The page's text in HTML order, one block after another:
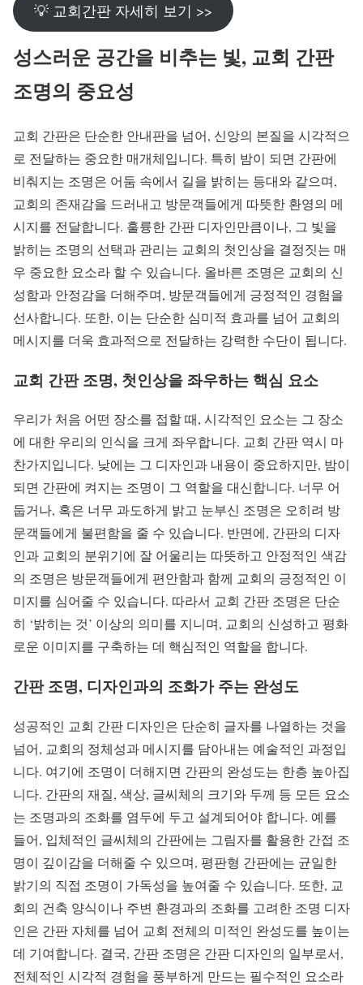
💡 교회간판 자세히 보기 >>
성스러운 공간을 비추는 빛, 교회 간판
조명의 중요성
교회 간판은 단순한 안내판을 넘어, 신앙의 본질을 시각적으
로 전달하는 중요한 매개체입니다. 특히 밤이 되면 간판에
비춰지는 조명은 어둠 속에서 길을 밝히는 등대와 같으며,
교회의 존재감을 드러내고 방문객들에게 따뜻한 환영의 메
시지를 전달합니다. 훌륭한 간판 디자인만큼이나, 그 빛을
밝히는 조명의 선택과 관리는 교회의 첫인상을 결정짓는 매
우 중요한 요소라 할 수 있습니다. 올바른 조명은 교회의 신
성함과 안정감을 더해주며, 방문객들에게 긍정적인 경험을
선사합니다. 또한, 이는 단순한 심미적 효과를 넘어 교회의
메시지를 더욱 효과적으로 전달하는 강력한 수단이 됩니다.
교회 간판 조명, 첫인상을 좌우하는 핵심 요소
우리가 처음 어떤 장소를 접할 때, 시각적인 요소는 그 장소
에 대한 우리의 인식을 크게 좌우합니다. 교회 간판 역시 마
찬가지입니다. 낮에는 그 디자인과 내용이 중요하지만, 밤이
되면 간판에 켜지는 조명이 그 역할을 대신합니다. 너무 어
둡거나, 혹은 너무 과도하게 밝고 눈부신 조명은 오히려 방
문객들에게 불편함을 줄 수 있습니다. 반면에, 간판의 디자
인과 교회의 분위기에 잘 어울리는 따뜻하고 안정적인 색감
의 조명은 방문객들에게 편안함과 함께 교회의 긍정적인 이
미지를 심어줄 수 있습니다. 따라서 교회 간판 조명은 단순
히 ‘밝히는 것’ 이상의 의미를 지니며, 교회의 신성하고 평화
로운 이미지를 구축하는 데 핵심적인 역할을 합니다.
간판 조명, 디자인과의 조화가 주는 완성도
성공적인 교회 간판 디자인은 단순히 글자를 나열하는 것을
넘어, 교회의 정체성과 메시지를 담아내는 예술적인 과정입
니다. 여기에 조명이 더해지면 간판의 완성도는 한층 높아집
니다. 간판의 재질, 색상, 글씨체의 크기와 두께 등 모든 요소
는 조명과의 조화를 염두에 두고 설계되어야 합니다. 예를
들어, 입체적인 글씨체의 간판에는 그림자를 활용한 간접 조
명이 깊이감을 더해줄 수 있으며, 평판형 간판에는 균일한
밝기의 직접 조명이 가독성을 높여줄 수 있습니다. 또한, 교
회의 건축 양식이나 주변 환경과의 조화를 고려한 조명 디자
인은 간판 자체를 넘어 교회 전체의 미적인 완성도를 높이는
데 기여합니다. 결국, 간판 조명은 간판 디자인의 일부로서,
전체적인 시각적 경험을 풍부하게 만드는 필수적인 요소라